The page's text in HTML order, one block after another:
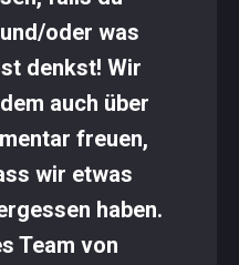
oder was
denkst! Wir
auch über
freuen,
wir etwas
haben.
Team von